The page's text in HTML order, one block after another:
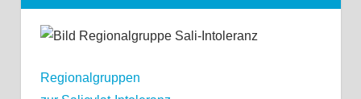
Regionalgruppen